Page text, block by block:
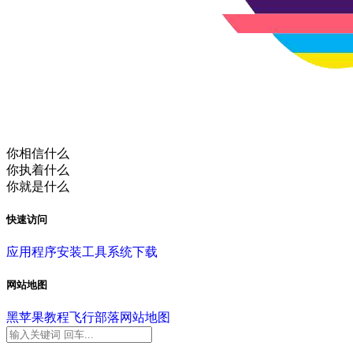
你相信什么
你执着什么
你就是什么
快速访问
应用程序安装工具系统下载
网站地图
黑苹果教程飞行部落网站地图